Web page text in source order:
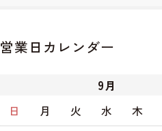
営業日カレンダー
9月
日
月 火 水 木